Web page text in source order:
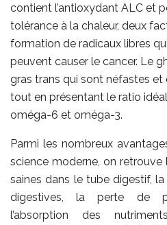
contient l’antioxydant ALC et
tolérance à la chaleur, deux
formation de radicaux libres
peuvent causer le cancer. Le
gras trans qui sont néfastes et
tout en présentant le ratio
oméga-6 et oméga-3.
Parmi les nombreux
science moderne, on retrouve
saines dans le tube digestif,
digestives, la perte de
l’absorption des